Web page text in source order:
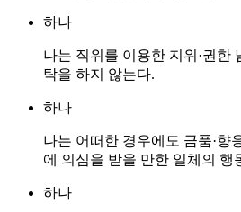
하나
나는 직위를 이용한 지위·권한
탁을 하지 않는다.
하나
나는 어떠한 경우에도 금품·향
에 의심을 받을 만한 일체의 행
하나